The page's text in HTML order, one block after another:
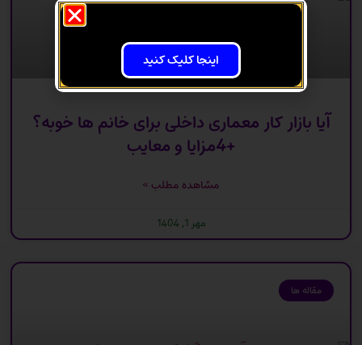
آیا بازار کار معماری داخلی برای خانم ها خوبه؟
+4مزایا و معایب
مشاهده مطلب »
مهر 1, 1404
مقاله ها
اینجا کلیک کنید